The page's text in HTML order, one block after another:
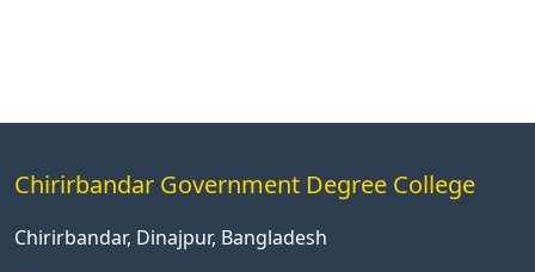
Chirirbandar Government Degree College
Chirirbandar, Dinajpur, Bangladesh